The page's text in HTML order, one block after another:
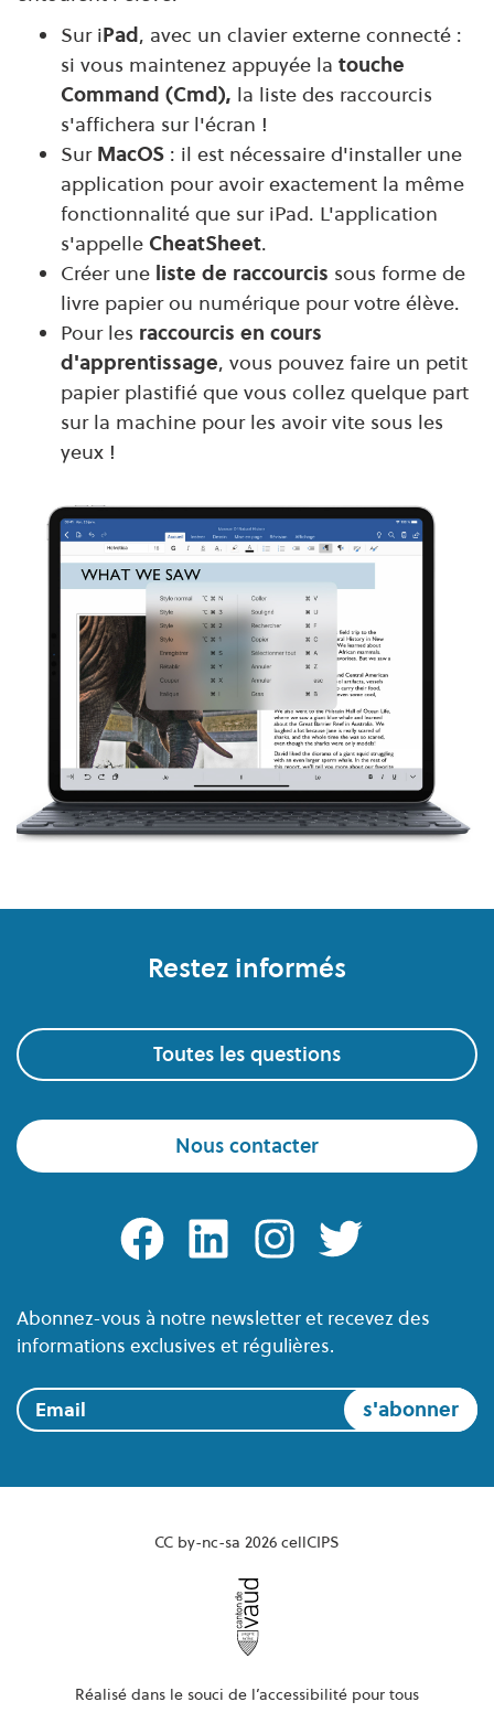
Sur iPad, avec un clavier externe connecté :
si vous maintenez appuyée la touche
Command (Cmd), la liste des raccourcis
s'affichera sur l'écran !
Sur MacOS : il est nécessaire d'installer une
application pour avoir exactement la même
fonctionnalité que sur iPad. L'application
s'appelle CheatSheet.
Créer une liste de raccourcis sous forme de
livre papier ou numérique pour votre élève.
Pour les raccourcis en cours
d'apprentissage, vous pouvez faire un petit
papier plastifié que vous collez quelque part
sur la machine pour les avoir vite sous les
yeux !
Restez informés
Toutes les questions
Nous contacter
facebooklinkedin instagramtwitter
Abonnez-vous à notre newsletter et recevez des
informations exclusives et régulières.
Email
CC by-nc-sa 2026 cellCIPS
Réalisé dans le souci de l’accessibilité pour tous